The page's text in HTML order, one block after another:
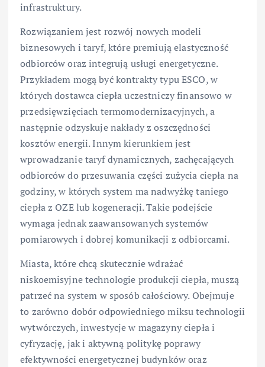
infrastruktury.
Rozwiązaniem jest rozwój nowych modeli
biznesowych i taryf, które premiują elastyczność
odbiorców oraz integrują usługi energetyczne.
Przykładem mogą być kontrakty typu ESCO, w
których dostawca ciepła uczestniczy finansowo w
przedsięwzięciach termomodernizacyjnych, a
następnie odzyskuje nakłady z oszczędności
kosztów energii. Innym kierunkiem jest
wprowadzanie taryf dynamicznych, zachęcających
odbiorców do przesuwania części zużycia ciepła na
godziny, w których system ma nadwyżkę taniego
ciepła z OZE lub kogeneracji. Takie podejście
wymaga jednak zaawansowanych systemów
pomiarowych i dobrej komunikacji z odbiorcami.
Miasta, które chcą skutecznie wdrażać
niskoemisyjne technologie produkcji ciepła, muszą
patrzeć na system w sposób całościowy. Obejmuje
to zarówno dobór odpowiedniego miksu technologii
wytwórczych, inwestycje w magazyny ciepła i
cyfryzację, jak i aktywną politykę poprawy
efektywności energetycznej budynków oraz